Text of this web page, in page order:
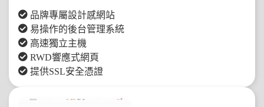
品牌專屬設計感網站
易操作的後台管理系統
高速獨立主機
RWD響應式網頁
提供SSL安全憑證